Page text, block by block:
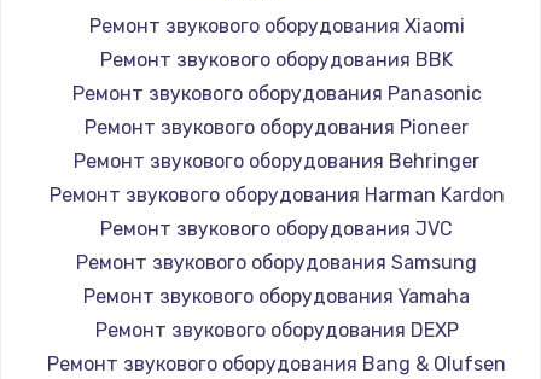
Заказать
Восстановление цепи питания, пайка
880 руб.
Заказать
Программный ремонт/прошивка
390 руб.
Заказать
Замена Bluetooth/Wi-Fi модуля
Ремонт звукового оборудования Xiaomi
Ремонт звукового оборудования BBK
Ремонт звукового оборудования Panasonic
Ремонт звукового оборудования Pioneer
Ремонт звукового оборудования Behringer
Ремонт звукового оборудования Harman Kardon
Ремонт звукового оборудования JVC
Ремонт звукового оборудования Samsung
Ремонт звукового оборудования Yamaha
Ремонт звукового оборудования DEXP
Ремонт звукового оборудования Bang & Olufsen